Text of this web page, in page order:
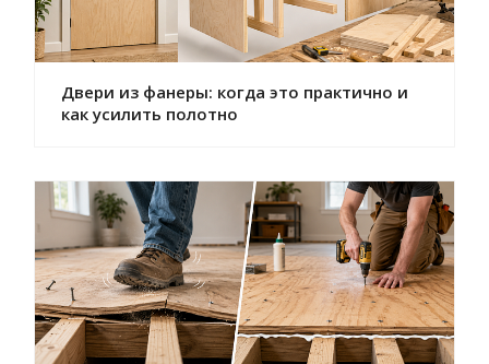
Двери из фанеры: когда это практично и
как усилить полотно